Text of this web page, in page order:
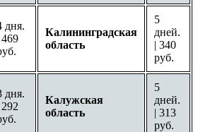
дня.
469
Калининградская
область
5
дней.
| 340
руб.
дня.
292
Калужская
область
5
дней.
| 313
руб.